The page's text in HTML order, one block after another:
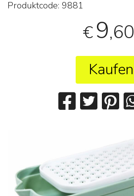
Produktcode:9881
€9,60
Kaufen